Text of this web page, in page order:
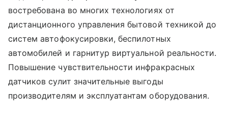
востребована во многих технологиях от
дистанционного управления бытовой техникой до
систем автофокусировки, беспилотных
автомобилей и гарнитур виртуальной реальности.
Повышение чувствительности инфракрасных
датчиков сулит значительные выгоды
производителям и эксплуатантам оборудования.